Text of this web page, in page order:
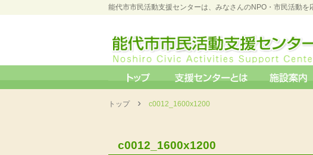
能代市市民活動支援センターは、みなさんのNPO・市民活動を
トップ › c0012_1600x1200
c0012_1600x1200